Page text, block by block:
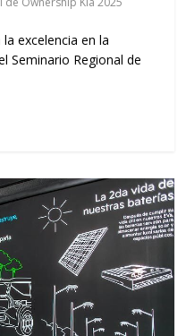
excelencia en la
Seminario Regional de